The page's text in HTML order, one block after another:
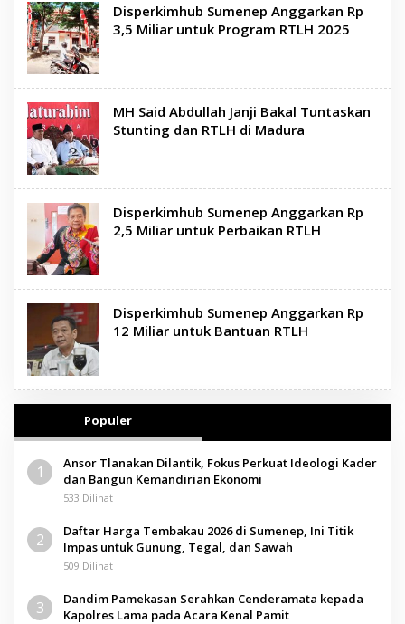
Disperkimhub Sumenep Anggarkan Rp
3,5 Miliar untuk Program RTLH 2025
MH Said Abdullah Janji Bakal Tuntaskan
Stunting dan RTLH di Madura
Disperkimhub Sumenep Anggarkan Rp
2,5 Miliar untuk Perbaikan RTLH
Disperkimhub Sumenep Anggarkan Rp
12 Miliar untuk Bantuan RTLH
Populer
1
Ansor Tlanakan Dilantik, Fokus Perkuat Ideologi Kader
dan Bangun Kemandirian Ekonomi
533 Dilihat
2
Daftar Harga Tembakau 2026 di Sumenep, Ini Titik
Impas untuk Gunung, Tegal, dan Sawah
509 Dilihat
3
Dandim Pamekasan Serahkan Cenderamata kepada
Kapolres Lama pada Acara Kenal Pamit